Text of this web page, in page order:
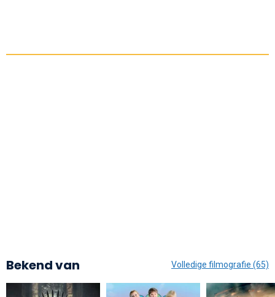
Bekend van Volledige filmografie (65)